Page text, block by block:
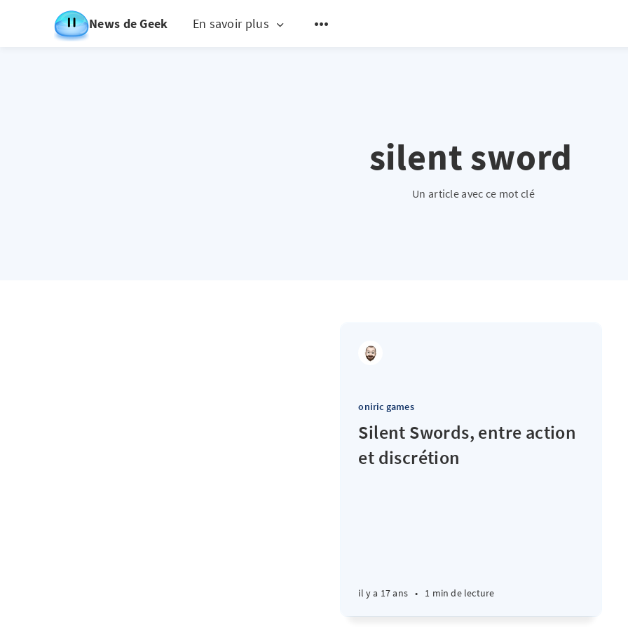
News de Geek En savoir plus
silent sword
Un article avec ce mot clé
oniric games
Silent Swords, entre action
et discrétion
il y a 17 ans • 1 min de lecture